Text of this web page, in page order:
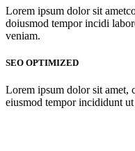
Lorem ipsum dolor sit
doiusmod tempor incidi
veniam.
SEO OPTIMIZED
Lorem ipsum dolor sit amet,
eiusmod tempor incididunt